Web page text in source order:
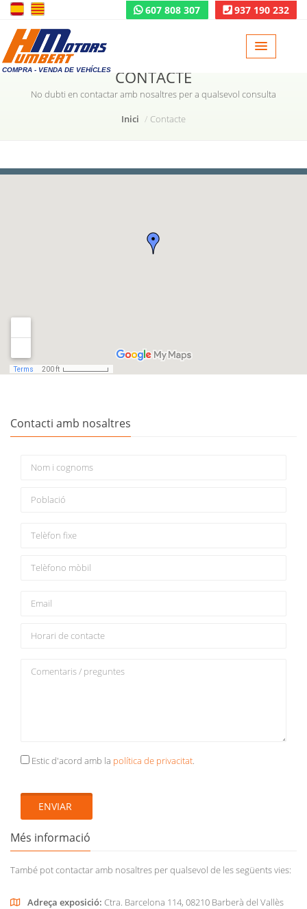
937 190 232
607 808 307
COMPRA - VENDA DE VEHÍCLES CONTACTE
No dubti en contactar amb nosaltres per a qualsevol consulta
Inici
Contacte
Contacti amb nosaltres
Estic d'acord amb la política de privacitat.
ENVIAR
Més informació
També pot contactar amb nosaltres per qualsevol de les següents vies:
Adreça exposició: Ctra. Barcelona 114, 08210 Barberà del Vallès